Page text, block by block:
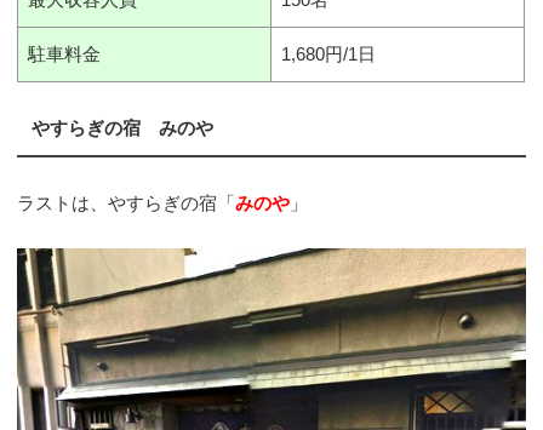
駐車料金 1,680円/1日
やすらぎの宿 みのや
ラストは、やすらぎの宿「みのや 」